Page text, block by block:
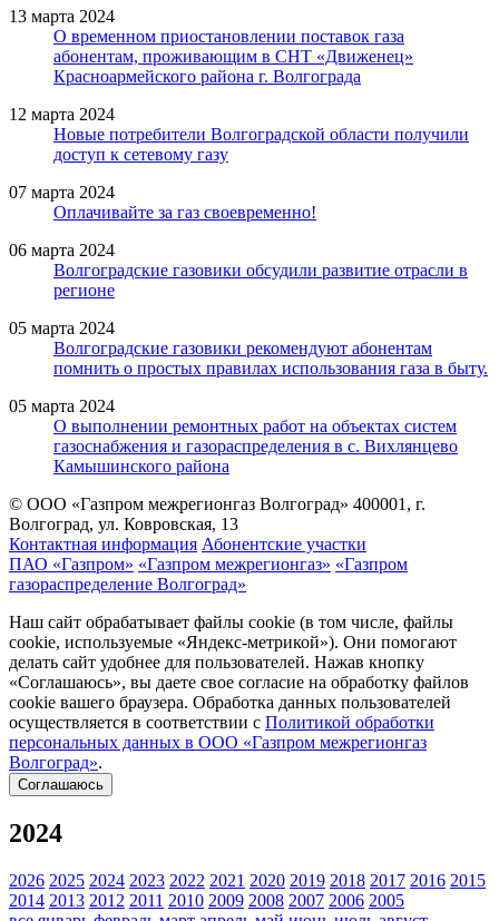
13 марта 2024
О временном приостановлении поставок газа
абонентам, проживающим в СНТ «Движенец»
Красноармейского района г. Волгограда
12 марта 2024
Новые потребители Волгоградской области получили
доступ к сетевому газу
07 марта 2024
Оплачивайте за газ своевременно!
06 марта 2024
Волгоградские газовики обсудили развитие отрасли в
регионе
05 марта 2024
Волгоградские газовики рекомендуют абонентам
помнить о простых правилах использования газа в быту.
05 марта 2024
О выполнении ремонтных работ на объектах систем
газоснабжения и газораспределения в с. Вихлянцево
Камышинского района
© ООО «Газпром межрегионгаз Волгоград» 400001, г.
Волгоград, ул. Ковровская, 13
Контактная информация Абонентские участки
ПАО «Газпром» «Газпром межрегионгаз» «Газпром
газораспределение Волгоград»
Наш сайт обрабатывает файлы cookie (в том числе, файлы
cookie, используемые «Яндекс-метрикой»). Они помогают
делать сайт удобнее для пользователей. Нажав кнопку
«Соглашаюсь», вы даете свое согласие на обработку файлов
cookie вашего браузера. Обработка данных пользователей
осуществляется в соответствии с Политикой обработки
персональных данных в ООО «Газпром межрегионгаз
Волгоград».
Соглашаюсь
2024
2026 2025 2024 2023 2022 2021 2020 2019 2018 2017 2016 2015
2014 2013 2012 2011 2010 2009 2008 2007 2006 2005